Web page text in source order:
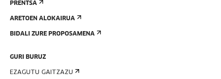
PRENTSA
ARETOEN ALOKAIRUA
BIDALI ZURE PROPOSAMENA
GURI BURUZ
EZAGUTU GAITZAZU